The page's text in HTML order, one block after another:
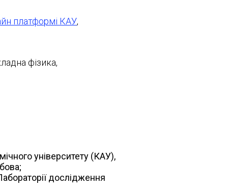
платформі КАУ,
фізика,
університету (КАУ),
дослідження